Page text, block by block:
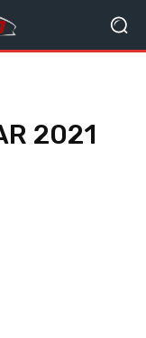
2021